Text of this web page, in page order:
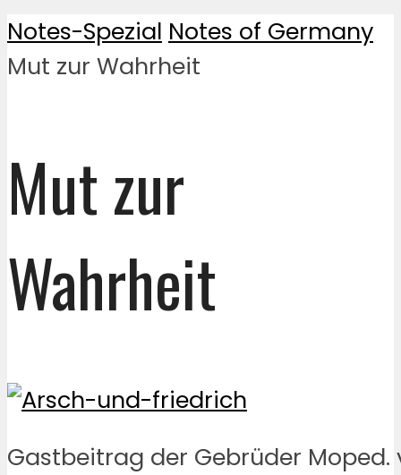
Notes-Spezial Notes of Germany
Mut zur Wahrheit
Mut zur
Wahrheit
Gastbeitrag der Gebrüder Moped.